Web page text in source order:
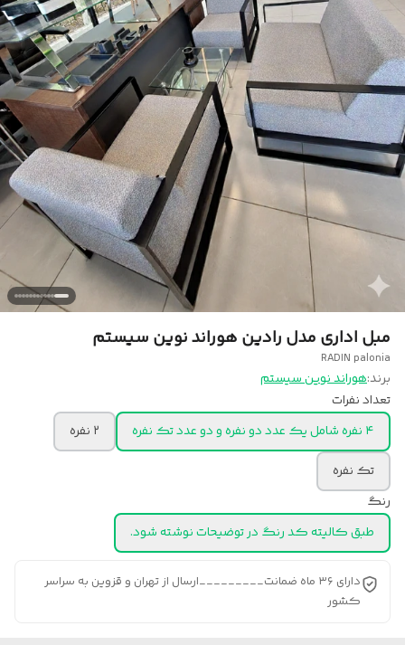
مبل اداری مدل رادین هوراند نوین سیستم
RADIN palonia
برند:هوراند نوین سیستم
تعداد نفرات
۴ نفره شامل یک عدد دو نفره و دو عدد تک نفره
۲ نفره
تک نفره
رنگ
طبق کالیته کد رنگ در توضیحات نوشته شود.
دارای ۳۶ ماه ضمانت_________ارسال از تهران و قزوین به سراسر
کشور